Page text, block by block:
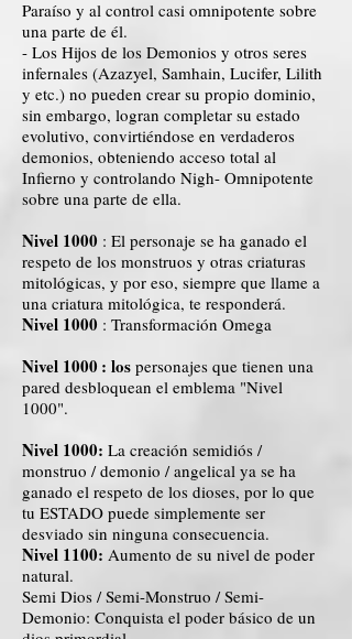
Paraíso y al control casi omnipotente sobre
una parte de él.
- Los Hijos de los Demonios y otros seres
infernales (Azazyel, Samhain, Lucifer, Lilith
y etc.) no pueden crear su propio dominio,
sin embargo, logran completar su estado
evolutivo, convirtiéndose en verdaderos
demonios, obteniendo acceso total al
Infierno y controlando Nigh- Omnipotente
sobre una parte de ella.
Nivel 1000 : El personaje se ha ganado el
respeto de los monstruos y otras criaturas
mitológicas, y por eso, siempre que llame a
una criatura mitológica, te responderá.
Nivel 1000 : Transformación Omega
Nivel 1000 : los personajes que tienen una
pared desbloquean el emblema "Nivel
1000".
Nivel 1000: La creación semidiós /
monstruo / demonio / angelical ya se ha
ganado el respeto de los dioses, por lo que
tu ESTADO puede simplemente ser
desviado sin ninguna consecuencia.
Nivel 1100: Aumento de su nivel de poder
natural.
Semi Dios / Semi-Monstruo / Semi-
Demonio: Conquista el poder básico de un